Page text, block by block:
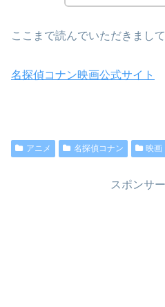
ここまで読んでいただきまし
名探偵コナン映画公式サイト
アニメ 名探偵コナン 映画
スポンサ